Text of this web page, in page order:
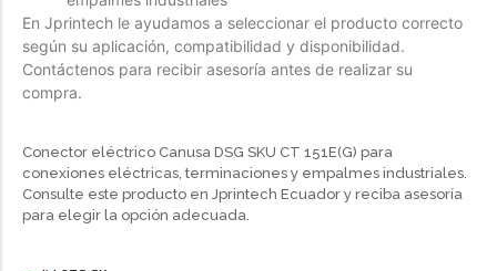
En Jprintech le ayudamos a seleccionar el producto correcto
según su aplicación, compatibilidad y disponibilidad.
Contáctenos para recibir asesoría antes de realizar su
compra.
Conector eléctrico Canusa DSG SKU CT 151E(G) para
conexiones eléctricas, terminaciones y empalmes industriales.
Consulte este producto en Jprintech Ecuador y reciba asesoría
para elegir la opción adecuada.